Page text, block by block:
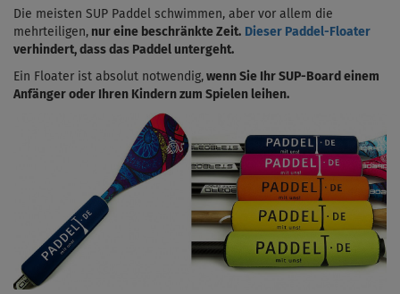
Die meisten SUP Paddel schwimmen, aber vor allem die
mehrteiligen, nur eine beschränkte Zeit. Dieser Paddel-Floater
verhindert, dass das Paddel untergeht.
Ein Floater ist absolut notwendig, wenn Sie Ihr SUP-Board einem
Anfänger oder Ihren Kindern zum Spielen leihen.